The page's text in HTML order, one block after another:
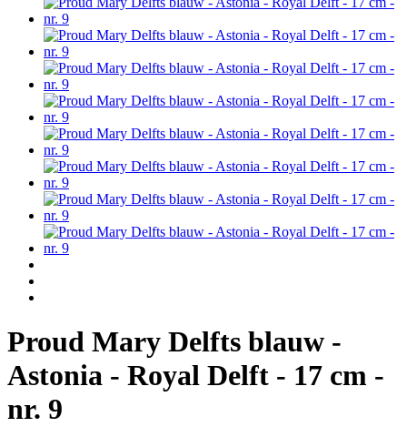
Proud Mary Delfts blauw -
Astonia - Royal Delft - 17 cm -
nr. 9